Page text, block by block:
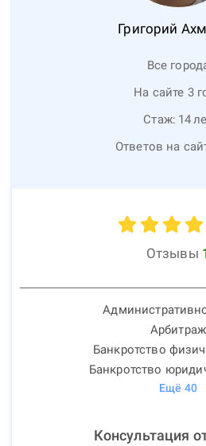
Григорий
Все
На сайте 3
Стаж: 14
Ответов на
Отзывы
Арбитраж
Банкротство
Банкротство
Ещё 40
Консультация